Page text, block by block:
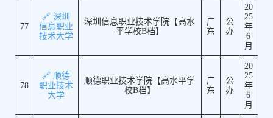
77
🔗 深圳
信息职业
技术大学
深圳信息职业技术学院【高水
平学校B档】
广
东
公
办
20
25
年
6
月
78
🔗 顺德
职业技术
大学
顺德职业技术学院【高水平学
校B档】
广
东
公
办
20
25
年
6
月